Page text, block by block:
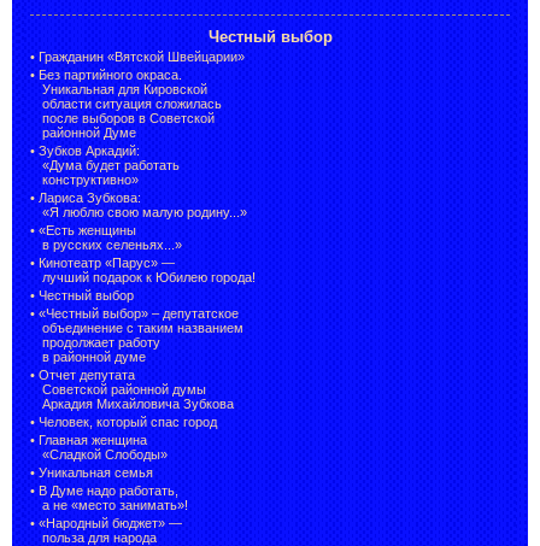
Честный выбор
• Гражданин «Вятской Швейцарии»
• Без партийного окраса.
Уникальная для Кировской
области ситуация сложилась
после выборов в Советской
районной Думе
• Зубков Аркадий:
«Дума будет работать
конструктивно»
• Лариса Зубкова:
«Я люблю свою малую родину...»
• «Есть женщины
в русских селеньях...»
• Кинотеатр «Парус» —
лучший подарок к Юбилею города!
• Честный выбор
• «Честный выбор» – депутатское
объединение с таким названием
продолжает работу
в районной думе
• Отчет депутата
Советской районной думы
Аркадия Михайловича Зубкова
• Человек, который спас город
• Главная женщина
«Сладкой Слободы»
• Уникальная семья
• В Думе надо работать,
а не «место занимать»!
• «Народный бюджет» —
польза для народа